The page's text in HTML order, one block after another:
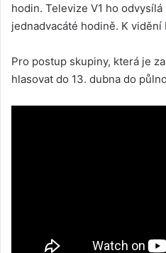
hodin. Televize V1 ho odvysílá
jednadvacáté hodině. K vidění
Pro postup skupiny, která je
hlasovat do 13. dubna do